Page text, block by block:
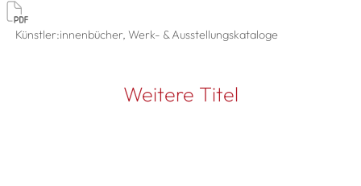
Künstler:innenbücher, Werk- & Ausstellungskataloge
Weitere Titel